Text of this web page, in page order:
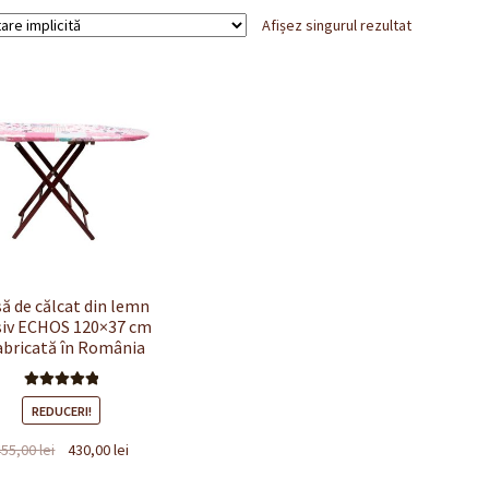
Afișez singurul rezultat
de călcat din lemn
ECHOS 120×37 cm
în România
Evaluat la
5.00din 5
REDUCERI!
lei
Prețul
430,00lei